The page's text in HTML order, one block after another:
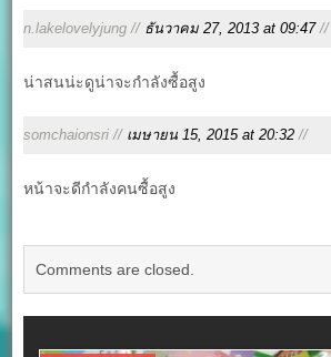
n.lakelovelyjung // ธันวาคม 27, 2013 at 09:47//
น่าสนน่ะดูน่าจะกำลังซื้อสูง
somchaionsri // เมษายน 15, 2015 at 20:32 //
หน้าจะดีกำลังคนซื้อสูง
Comments are closed.